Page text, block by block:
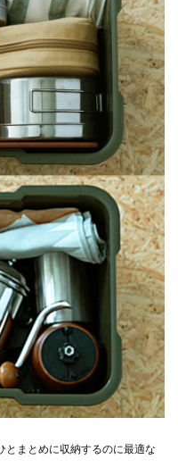
とまとめに収納するのに最適な